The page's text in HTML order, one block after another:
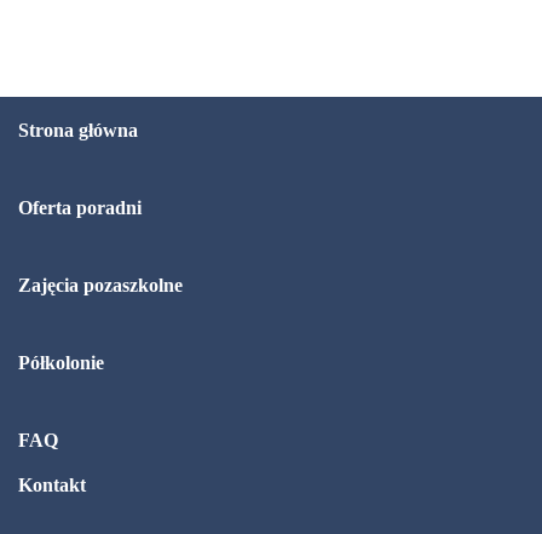
Strona główna
Oferta poradni
Zajęcia pozaszkolne
Półkolonie
FAQ
Kontakt